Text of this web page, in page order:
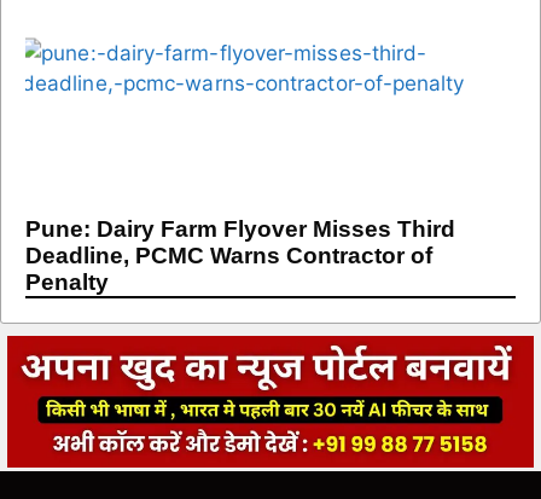
Pune: Dairy Farm Flyover Misses Third
Deadline, PCMC Warns Contractor of
Penalty